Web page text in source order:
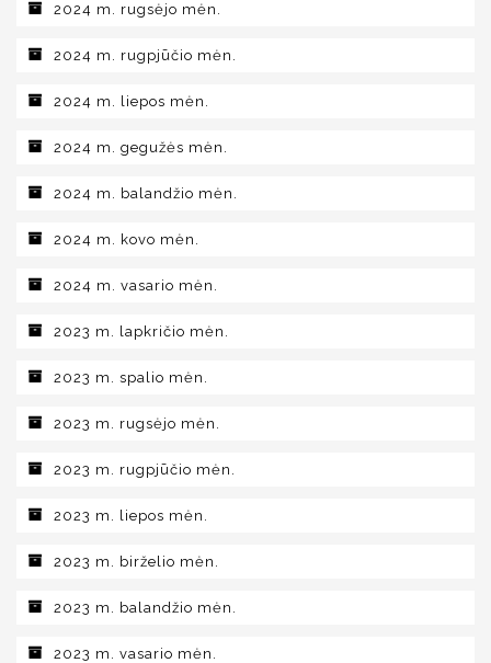
2024 m. rugsėjo mėn.
2024 m. rugpjūčio mėn.
2024 m. liepos mėn.
2024 m. gegužės mėn.
2024 m. balandžio mėn.
2024 m. kovo mėn.
2024 m. vasario mėn.
2023 m. lapkričio mėn.
2023 m. spalio mėn.
2023 m. rugsėjo mėn.
2023 m. rugpjūčio mėn.
2023 m. liepos mėn.
2023 m. birželio mėn.
2023 m. balandžio mėn.
2023 m. vasario mėn.